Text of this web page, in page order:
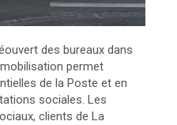
des bureaux dans
permet
de la Poste et en
sociales. Les
clients de La